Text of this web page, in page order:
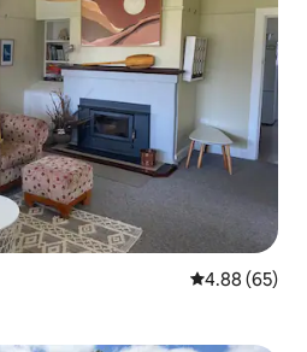
平均评分 4.88
4.88 (65)